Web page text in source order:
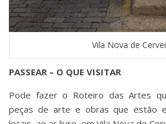
Vila Nova de
PASSEAR – O QUE VISITAR
Pode fazer o Roteiro das Artes
peças de arte e obras que estão